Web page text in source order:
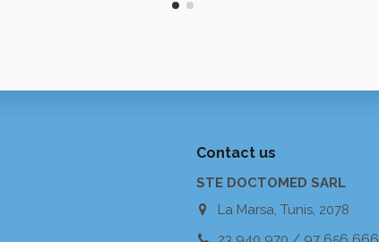
Contact us
STE DOCTOMED SARL
La Marsa, Tunis, 2078